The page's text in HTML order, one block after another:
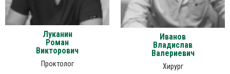
Луканин
Роман
Викторович
Проктолог
Иванов
Владислав
Валериевич
Хирург